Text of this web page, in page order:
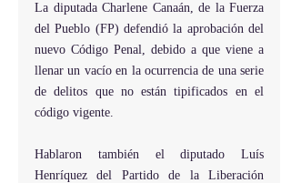
La diputada Charlene Canaán, de la Fuerza
del Pueblo (FP) defendió la aprobación del
nuevo Código Penal, debido a que viene a
llenar un vacío en la ocurrencia de una serie
de delitos que no están tipificados en el
código vigente.
Hablaron también el diputado Luís
Henríquez del Partido de la Liberación